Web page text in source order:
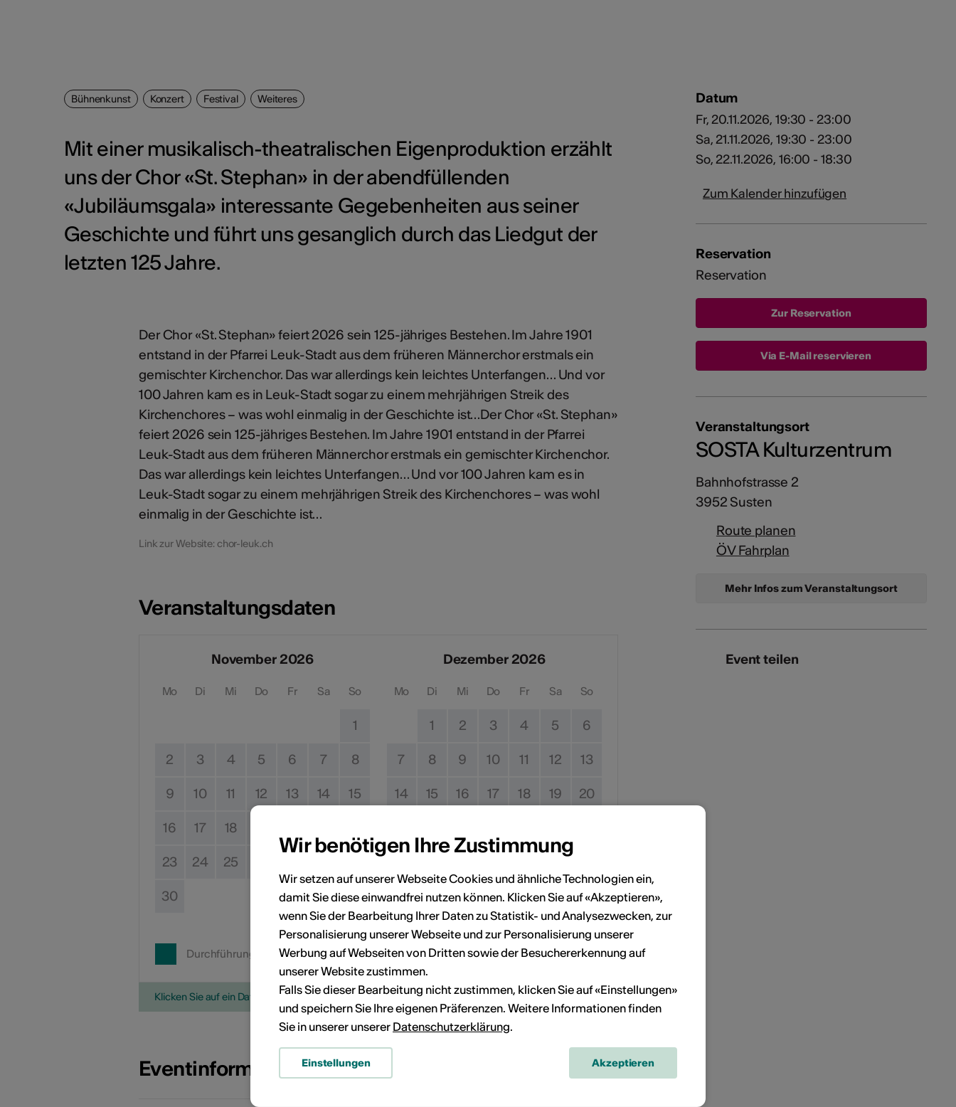
Bühnenkunst Konzert Festival Weiteres
Mit einer musikalisch-theatralischen Eigenproduktion erzählt
uns der Chor «St. Stephan» in der abendfüllenden
«Jubiläumsgala» interessante Gegebenheiten aus seiner
Geschichte und führt uns gesanglich durch das Liedgut der
letzten 125 Jahre.
Der Chor «St. Stephan» feiert 2026 sein 125-jähriges Bestehen. Im Jahre 1901
entstand in der Pfarrei Leuk-Stadt aus dem früheren Männerchor erstmals ein
gemischter Kirchenchor. Das war allerdings kein leichtes Unterfangen… Und vor
100 Jahren kam es in Leuk-Stadt sogar zu einem mehrjährigen Streik des
Kirchenchores – was wohl einmalig in der Geschichte ist…Der Chor «St. Stephan»
feiert 2026 sein 125-jähriges Bestehen. Im Jahre 1901 entstand in der Pfarrei
Leuk-Stadt aus dem früheren Männerchor erstmals ein gemischter Kirchenchor.
Das war allerdings kein leichtes Unterfangen… Und vor 100 Jahren kam es in
Leuk-Stadt sogar zu einem mehrjährigen Streik des Kirchenchores – was wohl
einmalig in der Geschichte ist…
Link zur Website: chor-leuk.ch
Veranstaltungsdaten
November 2026
Mo Di Mi Do Fr Sa So
1
2 3 4 5 6 7 8
9 10 11 12 13 14 15
16 17 18
23 24 25
30
Dezember 2026
Mo Di Mi Do Fr Sa So
1 2 3 4 5 6
7 8 9 10 11 12 13
14 15 16 17 18 19 20
Durchführungsdatum Kein Durchführungsdatum
Klicken Sie auf ein Datum, um die Veranstaltung Ihrem persönlichen Kalender hinzuzufügen.
Eventinformationen
Datum
Fr, 20.11.2026, 19:30 - 23:00
Sa, 21.11.2026, 19:30 - 23:00
So, 22.11.2026, 16:00 - 18:30
Zum Kalender hinzufügen
Reservation
Reservation
Via E-Mail reservieren
Veranstaltungsort
SOSTA Kulturzentrum
Bahnhofstrasse 2
3952 Susten
Route planen
ÖV Fahrplan
Mehr Infos zum Veranstaltungsort
Event teilen
Wir benötigen Ihre Zustimmung
Wir setzen auf unserer Webseite Cookies und ähnliche Technologien ein,
damit Sie diese einwandfrei nutzen können. Klicken Sie auf «Akzeptieren»,
wenn Sie der Bearbeitung Ihrer Daten zu Statistik- und Analysezwecken, zur
Personalisierung unserer Webseite und zur Personalisierung unserer
Werbung auf Webseiten von Dritten sowie der Besuchererkennung auf
unserer Website zustimmen.
Falls Sie dieser Bearbeitung nicht zustimmen, klicken Sie auf «Einstellungen»
und speichern Sie Ihre eigenen Präferenzen. Weitere Informationen finden
Sie in unserer unserer Datenschutzerklärung.
Einstellungen Akzeptieren